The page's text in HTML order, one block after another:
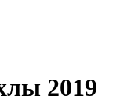
2019